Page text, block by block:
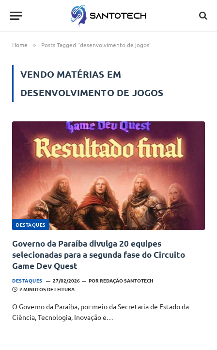
Home » Posts Tagged "desenvolvimento de jogos"
VENDO MATÉRIAS EM
DESENVOLVIMENTO DE JOGOS
DESTAQUES
Governo da Paraíba divulga 20 equipes
selecionadas para a segunda fase do Circuito
Game Dev Quest
DESTAQUES 27/02/2026 POR REDAÇÃO SANTOTECH
2 MINUTOS DE LEITURA
O Governo da Paraíba, por meio da Secretaria de Estado da
Ciência, Tecnologia, Inovação e…